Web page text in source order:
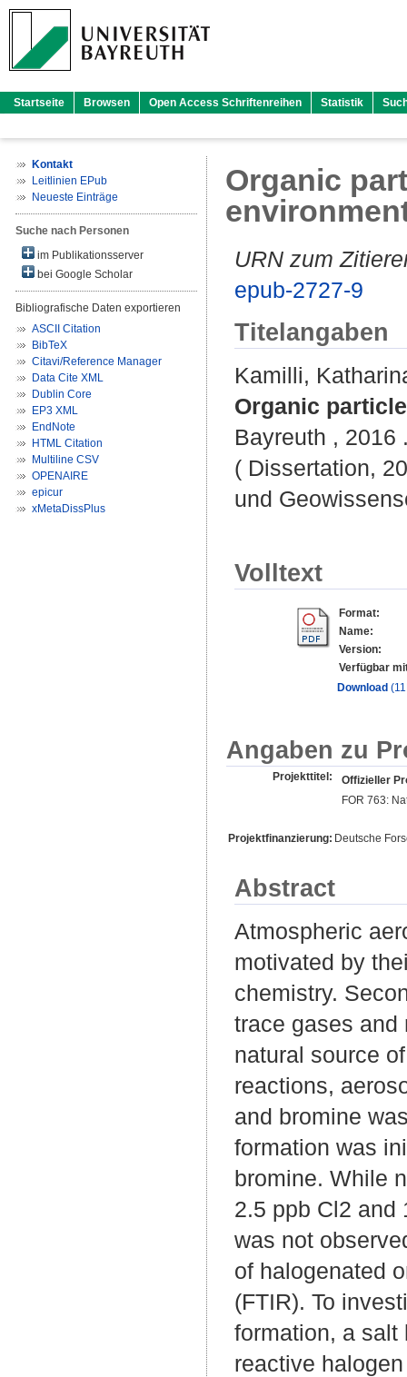
Startseite Browsen Open Access Schriftenreihen Statistik
Kontakt
Leitlinien EPub
Neueste Einträge
Suche nach Personen
im Publikationsserver
bei Google Scholar
Bibliografische Daten exportieren
ASCII Citation
BibTeX
Citavi/Reference Manager
Data Cite XML
Dublin Core
EP3 XML
EndNote
HTML Citation
Multiline CSV
OPENAIRE
epicur
xMetaDissPlus
Organic
URN zum
epub-2727-9
Titelangaben
Kamilli,
Organic
Bayreuth , 2016
( Dissertation,
und
Volltext
Format:
Name:
Version:
Verfügbar
Download
Angaben zu
Projekttitel:
Offizieller
FOR 763:
Projektfinanzierung: Deutsche
Abstract
Atmospheric
motivated by
chemistry.
trace gases and
natural source
reactions,
and bromine
formation was
bromine. While
2.5 ppb Cl2 and
was not
of halogenated
(FTIR). To
formation, a salt
reactive